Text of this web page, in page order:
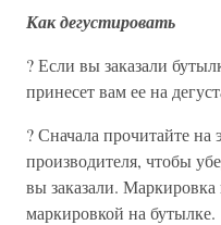
Как дегустировать
? Если вы заказали
принесет вам ее на
? Сначала прочитайте на
производителя, чтобы
вы заказали.
маркировкой на бутылке.